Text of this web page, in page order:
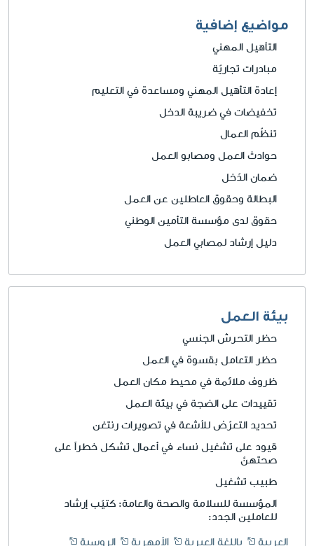
مواضيع إضافية
التأهيل المهني
مبادرات تجاريّة
إعادة التأهيل المهني ومساعدة في التعليم
تخفيضات في ضريبة الدخل
تنظّم العمال
حوادث العمل ومصابو العمل
ضمان الدّخل
البطالة وحقوق العاطلين عن العمل
حقوق لدى مؤسسة التأمين الوطني
دليل إرشاد لمصابي العمل
بيئة العمل
حظر التحرش الجنسي
حظر التعامل بقسوة في العمل
ظروف ملائمة في محيط مكان العمل
تقييدات على الضجة في بيئة العمل
تحديد التعرّض للأشعة في تصويرات رنتغن
قيود على تشغيل نساء في أعمال تشكل خطراً على
صحتهنَّ
طبيب تشغيل
المؤسسة للسلامة والصحة والعامة: كتيّب إرشاد
للعاملين الجدد:
العربية باللغة العبرية الأمهرية الروسية